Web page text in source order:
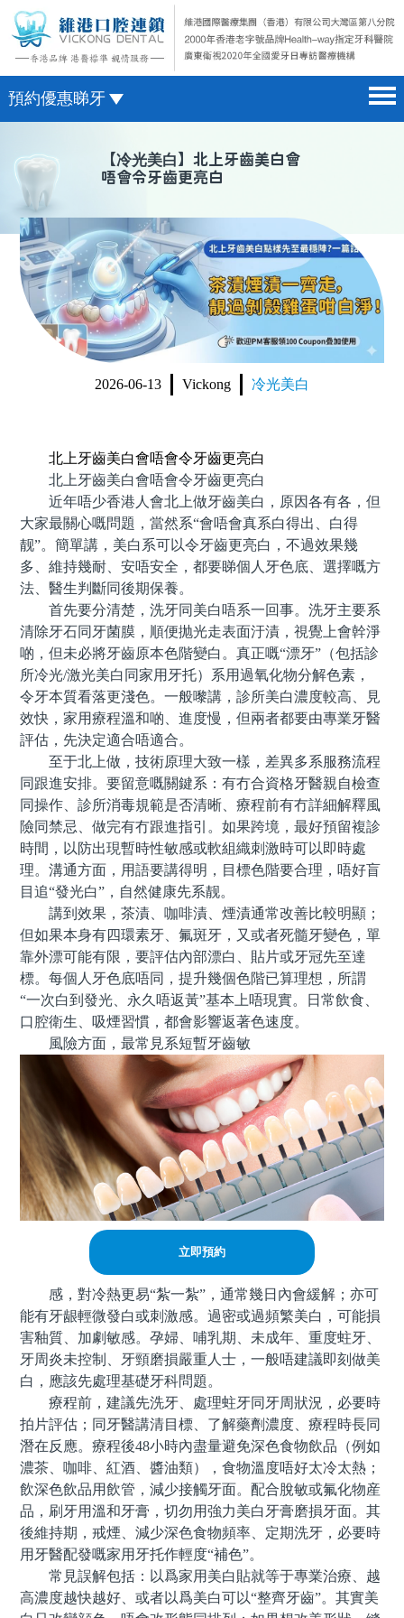
預約優惠睇牙
醫院簡介 hospital introduction
醫生介紹 doctor introduction
醫療新聞 medical news
種植牙 dental implant
箍牙 orthodontics
收費標準 change standard
微信預約
WhatsApp預約
【冷光美白】北上牙齒美白會
唔會令牙齒更亮白
2026-06-13 Vickong 冷光美白
北上牙齒美白會唔會令牙齒更亮白
北上牙齒美白會唔會令牙齒更亮白
近年唔少香港人會北上做牙齒美白，原因各有各，但
大家最關心嘅問題，當然系“會唔會真系白得出、白得
靓”。簡單講，美白系可以令牙齒更亮白，不過效果幾
多、維持幾耐、安唔安全，都要睇個人牙色底、選擇嘅方
法、醫生判斷同後期保養。
首先要分清楚，洗牙同美白唔系一回事。洗牙主要系
清除牙石同牙菌膜，順便抛光走表面汙漬，視覺上會幹淨
啲，但未必將牙齒原本色階變白。真正嘅“漂牙”（包括診
所冷光/激光美白同家用牙托）系用過氧化物分解色素，
令牙本質看落更淺色。一般嚟講，診所美白濃度較高、見
效快，家用療程溫和啲、進度慢，但兩者都要由專業牙醫
評估，先決定適合唔適合。
至于北上做，技術原理大致一樣，差異多系服務流程
同跟進安排。要留意嘅關鍵系：有冇合資格牙醫親自檢查
同操作、診所消毒規範是否清晰、療程前有冇詳細解釋風
險同禁忌、做完有冇跟進指引。如果跨境，最好預留複診
時間，以防出現暫時性敏感或軟組織刺激時可以即時處
理。溝通方面，用語要講得明，目標色階要合理，唔好盲
目追“發光白”，自然健康先系靓。
講到效果，茶漬、咖啡漬、煙漬通常改善比較明顯；
但如果本身有四環素牙、氟斑牙，又或者死髓牙變色，單
靠外漂可能有限，要評估內部漂白、貼片或牙冠先至達
標。每個人牙色底唔同，提升幾個色階已算理想，所謂
“一次白到發光、永久唔返黃”基本上唔現實。日常飲食、
口腔衛生、吸煙習慣，都會影響返著色速度。
風險方面，最常見系短暫牙齒敏
立即預約
感，對冷熱更易“紮一紮”，通常幾日內會緩解；亦可
能有牙龈輕微發白或刺激感。過密或過頻繁美白，可能損
害釉質、加劇敏感。孕婦、哺乳期、未成年、重度蛀牙、
牙周炎未控制、牙頸磨損嚴重人士，一般唔建議即刻做美
白，應該先處理基礎牙科問題。
療程前，建議先洗牙、處理蛀牙同牙周狀況，必要時
拍片評估；同牙醫講清目標、了解藥劑濃度、療程時長同
潛在反應。療程後48小時內盡量避免深色食物飲品（例如
濃茶、咖啡、紅酒、醬油類），食物溫度唔好太冷太熱；
飲深色飲品用飲管，減少接觸牙面。配合脫敏或氟化物産
品，刷牙用溫和牙膏，切勿用強力美白牙膏磨損牙面。其
後維持期，戒煙、減少深色食物頻率、定期洗牙，必要時
用牙醫配發嘅家用牙托作輕度“補色”。
常見誤解包括：以爲家用美白貼就等于專業治療、越
高濃度越快越好、或者以爲美白可以“整齊牙齒”。其實美